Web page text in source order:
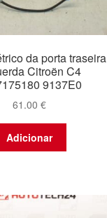
da porta traseira
Citroën C4
9137E0
61.00€
Adicionar